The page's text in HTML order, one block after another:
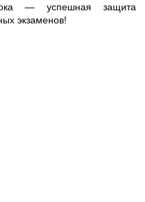
— успешная защита
экзаменов!